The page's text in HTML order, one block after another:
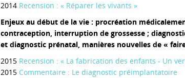
2014 Recension : « Réparer les vivants »
Enjeux au début de la vie : procréation
contraception, interruption de grossesse ;
et diagnostic prénatal, manières nouvelles de «
2015 Recension : « La fabrication des enfants - Un
2015 Commentaire : Le diagnostic préimplantatoire